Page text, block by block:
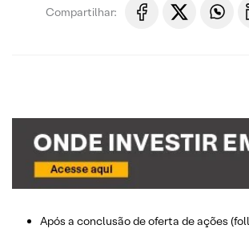
Compartilhar:
Após a conclusão de oferta de ações